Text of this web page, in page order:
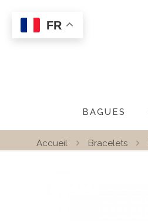
BAGUES
Accueil Bracelets
FR